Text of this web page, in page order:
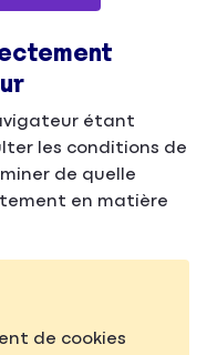
étant
les conditions de
de quelle
en matière
de cookies